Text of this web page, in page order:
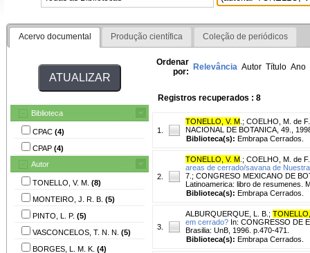
Acervo documental Produção científica Coleção de periódicos
Biblioteca
CPAC (4)
CPAP (4)
Autor
TONELLO, V. M. (8)
MONTEIRO, J. R. B. (5)
PINTO, L. P. (5)
VASCONCELOS, T. N. N. (5)
BORGES, L. M. K. (4)
Ordenar
por: Relevância Autor Título Ano
Registros recuperados : 8
1.
TONELLO, V. M ; COELHO, M. de
NACIONAL DE BOTANICA, 49.,
Biblioteca(s): Embrapa Cerrados.
2.
TONELLO, V. M ; COELHO, M. de
areas de cerrado/savana de
7.; CONGRESO MEXICANO DE
Latinoamerica: libro de resumenes.
Biblioteca(s): Embrapa Cerrados.
3.
ALBURQUERQUE, L. B. ;
em cerrado? In: CONGRESSO DE
Brasilia: UnB, 1996. p.470-471.
Biblioteca(s): Embrapa Cerrados.